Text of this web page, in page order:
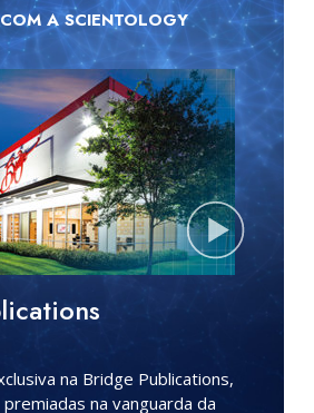
A SCIENTOLOGY
na Bridge Publications,
na vanguarda da